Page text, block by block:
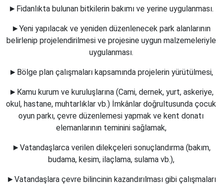
►Fidanlıkta bulunan bitkilerin bakımı ve yerine uygulanması.
►Yeni yapılacak ve yeniden düzenlenecek park alanlarının
belirlenip projelendirilmesi ve projesine uygun malzemeleriyle
uygulanması.
►Bölge plan çalışmaları kapsamında projelerin yürütülmesi,
►Kamu kurum ve kuruluşlarına (Cami, dernek, yurt, askeriye,
okul, hastane, muhtarlıklar vb.) İmkânlar doğrultusunda çocuk
oyun parkı, çevre düzenlemesi yapmak ve kent donatı
elemanlarının teminini sağlamak,
►Vatandaşlarca verilen dilekçeleri sonuçlandırma (bakım,
budama, kesim, ilaçlama, sulama vb.),
►Vatandaşlara çevre bilincinin kazandırılması gibi çalışmaları